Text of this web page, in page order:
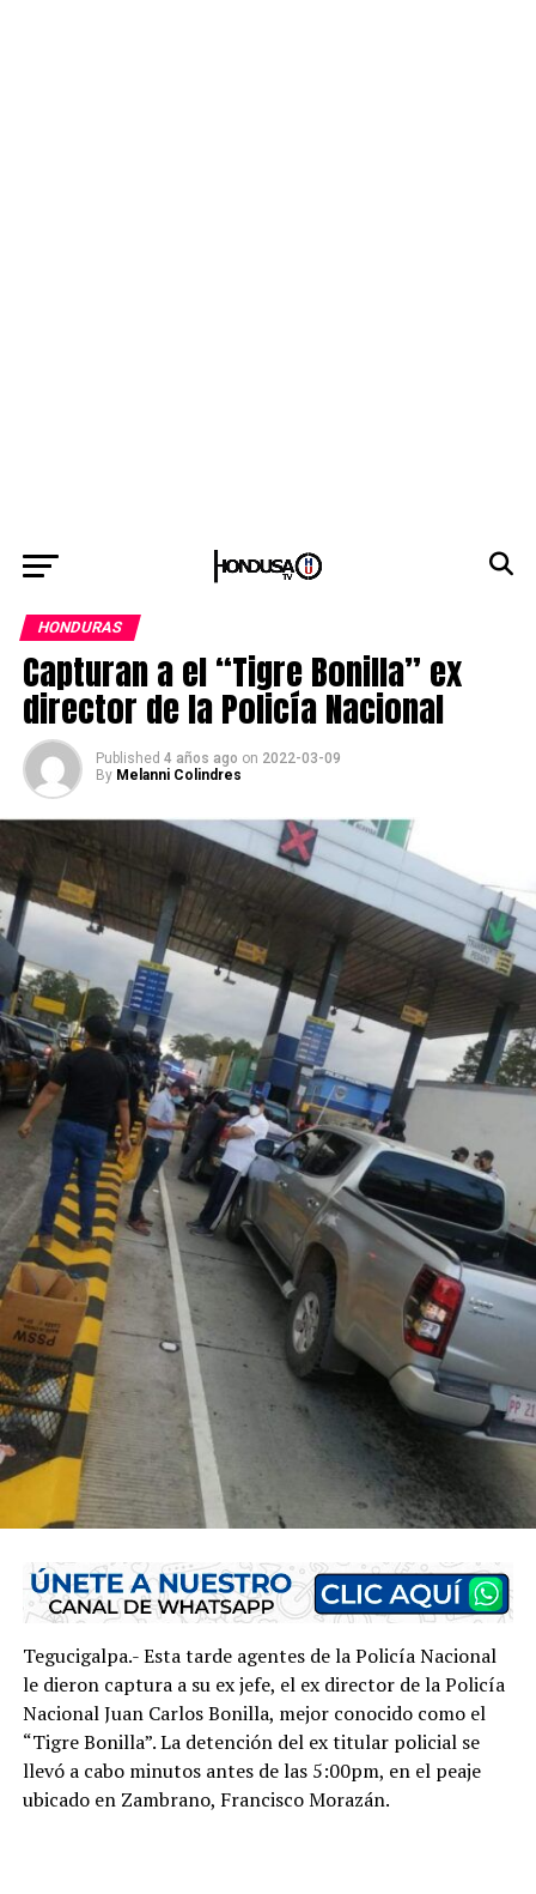
HONDURAS
Capturan a el “Tigre Bonilla” ex
director de la Policía Nacional
Published 4 años ago on 2022-03-09
By Melanni Colindres
Tegucigalpa.- Esta tarde agentes de la Policía Nacional
le dieron captura a su ex jefe, el ex director de la Policía
Nacional Juan Carlos Bonilla, mejor conocido como el
“Tigre Bonilla”. La detención del ex titular policial se
llevó a cabo minutos antes de las 5:00pm, en el peaje
ubicado en Zambrano, Francisco Morazán.